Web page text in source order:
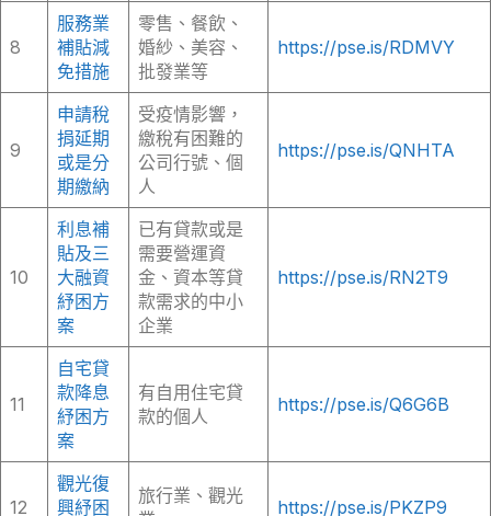
8
服務業
補貼減
免措施
零售、餐飲、
婚紗、美容、
批發業等
https://pse.is/RDMVY
9
申請稅
捐延期
或是分
期繳納
受疫情影響，
繳稅有困難的
公司行號、個
人
https://pse.is/QNHTA
10
利息補
貼及三
大融資
紓困方
案
已有貸款或是
需要營運資
金、資本等貸
款需求的中小
企業
https://pse.is/RN2T9
11
自宅貸
款降息
紓困方
案
有自用住宅貸
款的個人
https://pse.is/Q6G6B
12
觀光復
興紓困
旅行業、觀光
https://pse.is/PKZP9